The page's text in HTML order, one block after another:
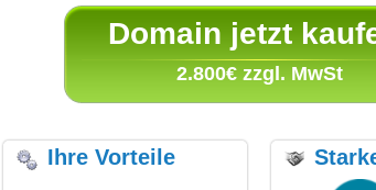
Domain jetzt
2.800€ zzgl. MwSt
Ihre Vorteile